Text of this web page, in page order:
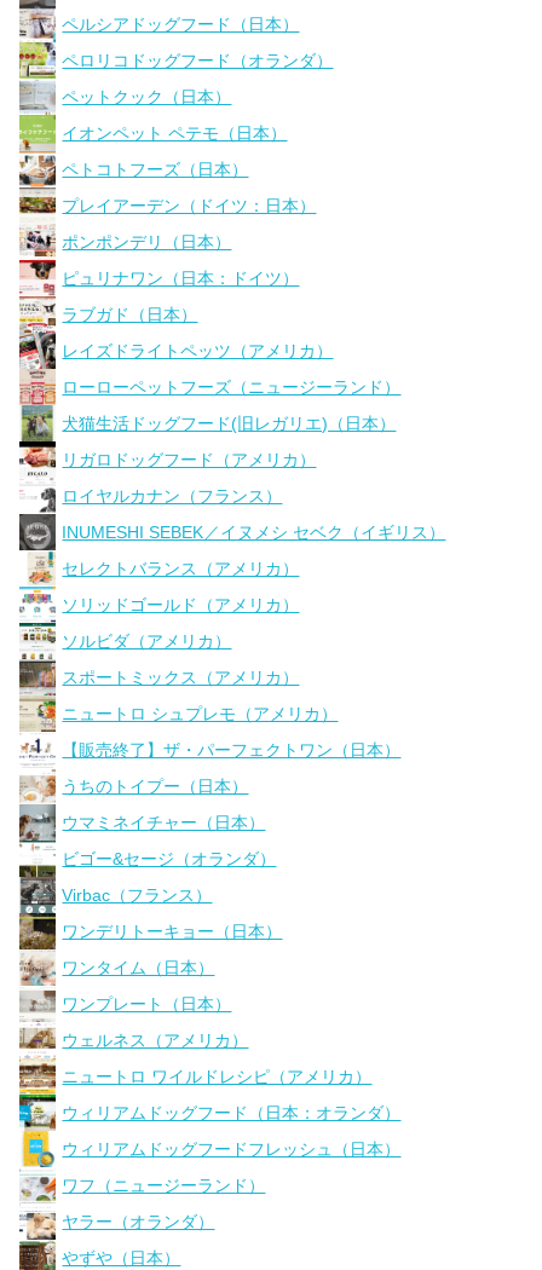
ペルシアドッグフード（日本）
ペロリコドッグフード（オランダ）
ペットクック（日本）
イオンペット ペテモ（日本）
ペトコトフーズ（日本）
プレイアーデン（ドイツ：日本）
ポンポンデリ（日本）
ピュリナワン（日本：ドイツ）
ラブガド（日本）
レイズドライトペッツ（アメリカ）
ローローペットフーズ（ニュージーランド）
犬猫生活ドッグフード(旧レガリエ)（日本）
リガロドッグフード（アメリカ）
ロイヤルカナン（フランス）
INUMESHI SEBEK／イヌメシ セベク（イギリス）
セレクトバランス（アメリカ）
ソリッドゴールド（アメリカ）
ソルビダ（アメリカ）
スポートミックス（アメリカ）
ニュートロ シュプレモ（アメリカ）
【販売終了】ザ・パーフェクトワン（日本）
うちのトイプー（日本）
ウマミネイチャー（日本）
ビゴー&セージ（オランダ）
Virbac（フランス）
ワンデリトーキョー（日本）
ワンタイム（日本）
ワンプレート（日本）
ウェルネス（アメリカ）
ニュートロ ワイルドレシピ（アメリカ）
ウィリアムドッグフード（日本：オランダ）
ウィリアムドッグフードフレッシュ（日本）
ワフ（ニュージーランド）
ヤラー（オランダ）
やずや（日本）